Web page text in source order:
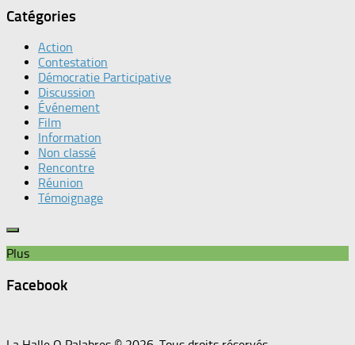
Catégories
Action
Contestation
Démocratie Participative
Discussion
Événement
Film
Information
Non classé
Rencontre
Réunion
Témoignage
Plus
Facebook